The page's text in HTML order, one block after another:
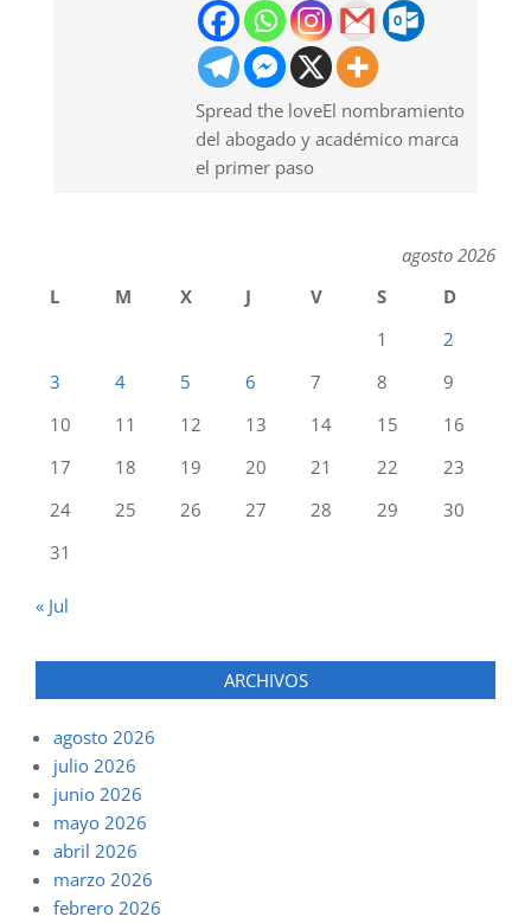
Spread the loveEl nombramiento
del abogado y académico marca
el primer paso
agosto 2026
L
M X J V S
D
1
2
3
4 5 6 7 8
9
10
11 12 13 14 15
16
17
18 19 20 21 22
23
24
25 26 27 28 29
30
31
« Jul
ARCHIVOS
agosto 2026
julio 2026
junio 2026
mayo 2026
abril 2026
marzo 2026
febrero 2026